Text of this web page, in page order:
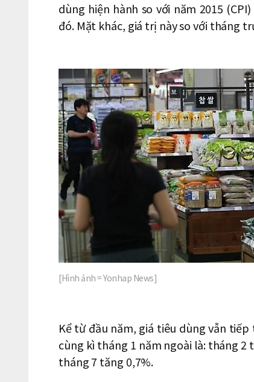
dùng hiện hành so với năm 2015
đó. Mặt khác, giá trị này so với tháng
[Hình ảnh = Yonhap News]
Kể từ đầu năm, giá tiêu dùng vẫn
cùng kì tháng 1 năm ngoài là: tháng 2
tháng 7 tăng 0,7%.